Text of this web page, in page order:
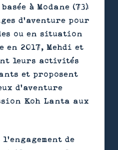
à Modane (73)
d’aventure pour
ou en situation
en 2017, Mehdi et
leurs activités
et proposent
d’aventure
Koh Lanta aux
de